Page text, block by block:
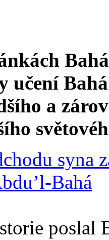
učení
a
syna
Bahá
poslal